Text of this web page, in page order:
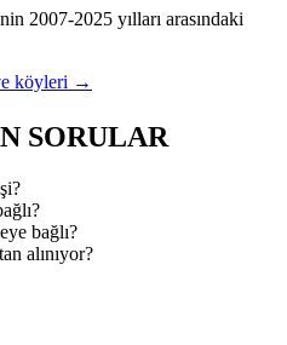
2007-2025 yılları arasındaki
köyleri →
SORULAR
bağlı?
alınıyor?